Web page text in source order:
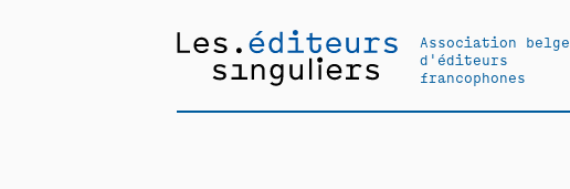
Association belge
d'éditeurs
francophones